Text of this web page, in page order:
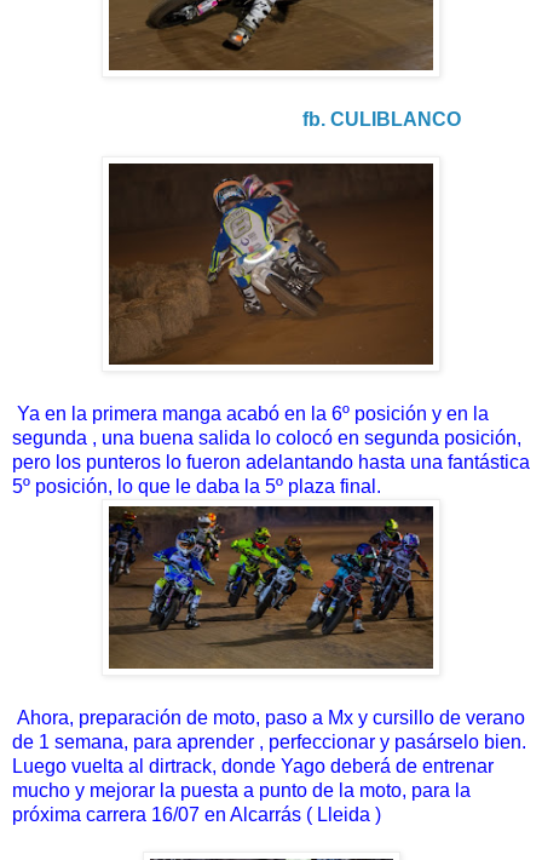
fb. CULIBLANCO
Ya en la primera manga acabó en la 6º posición y en la
segunda , una buena salida lo colocó en segunda posición,
pero los punteros lo fueron adelantando hasta una fantástica
5º posición, lo que le daba la 5º plaza final.
Ahora, preparación de moto, paso a Mx y cursillo de verano
de 1 semana, para aprender , perfeccionar y pasárselo bien.
Luego vuelta al dirtrack, donde Yago deberá de entrenar
mucho y mejorar la puesta a punto de la moto, para la
próxima carrera 16/07 en Alcarrás ( Lleida )